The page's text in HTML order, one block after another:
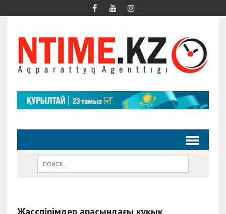
Жасөспірімдер арасындағы құқық